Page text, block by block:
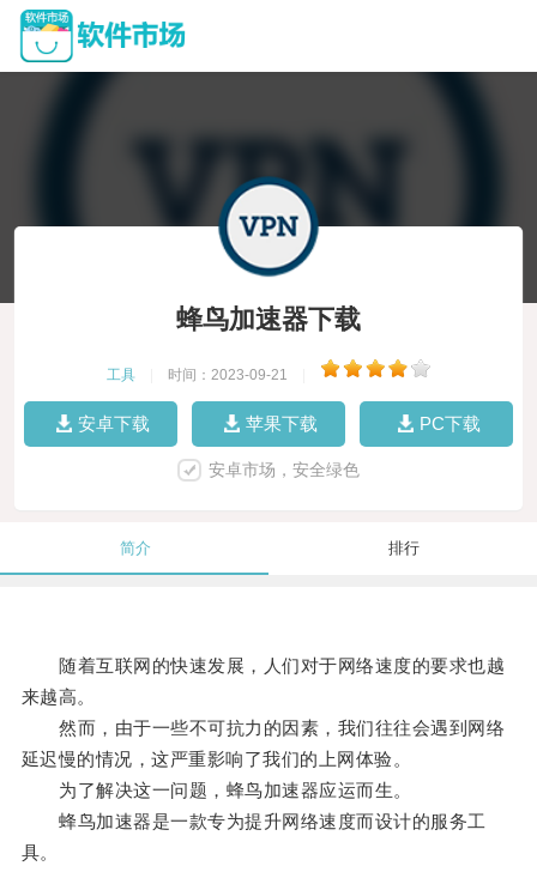
蜂鸟加速器下载
工具 时间：2023-09-21
安卓下载 苹果下载 PC下载
安卓市场，安全绿色
简介 排行
随着互联网的快速发展，人们对于网络速度的要求也越
来越高。
然而，由于一些不可抗力的因素，我们往往会遇到网络
延迟慢的情况，这严重影响了我们的上网体验。
为了解决这一问题，蜂鸟加速器应运而生。
蜂鸟加速器是一款专为提升网络速度而设计的服务工
具。